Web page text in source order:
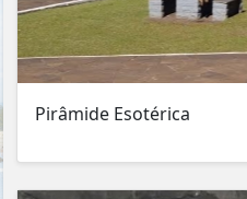
Pirâmide Esotérica